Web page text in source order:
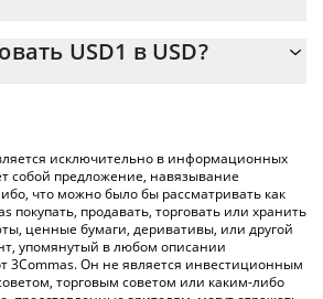
в USD, просто введя сумму USD1 в
приведенную выше таблицу
последние цены на USD1 в
USD1 в USD?
исключительно в информационных
собой предложение, навязывание
что можно было бы рассматривать как
покупать, продавать, торговать или хранить
ценные бумаги, деривативы, или другой
упомянутый в любом описании
3Commas. Он не является инвестиционным
торговым советом или каким-либо